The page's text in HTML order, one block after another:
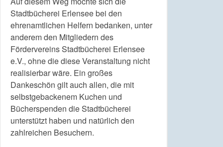
Stadtbücherei Erlensee bei den
ehrenamtlichen Helfern bedanken, unter
anderem den Mitgliedern des
Fördervereins Stadtbücherei Erlensee
e.V., ohne die diese Veranstaltung nicht
realisierbar wäre. Ein großes
Dankeschön gilt auch allen, die mit
selbstgebackenem Kuchen und
Bücherspenden die Stadtbücherei
unterstützt haben und natürlich den
zahlreichen Besuchern.